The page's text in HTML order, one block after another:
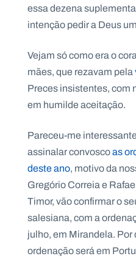
essa dezena
intenção pedir a Deus
Vejam só como era o
mães, que rezavam pela
Preces insistentes, com
em humilde aceitação.
Pareceu-me
assinalar convoscoas
deste ano, motivo da
Gregório Correia e
Timor, vão confirmar o
salesiana, com a
julho, em Mirandela. Por
ordenação será em